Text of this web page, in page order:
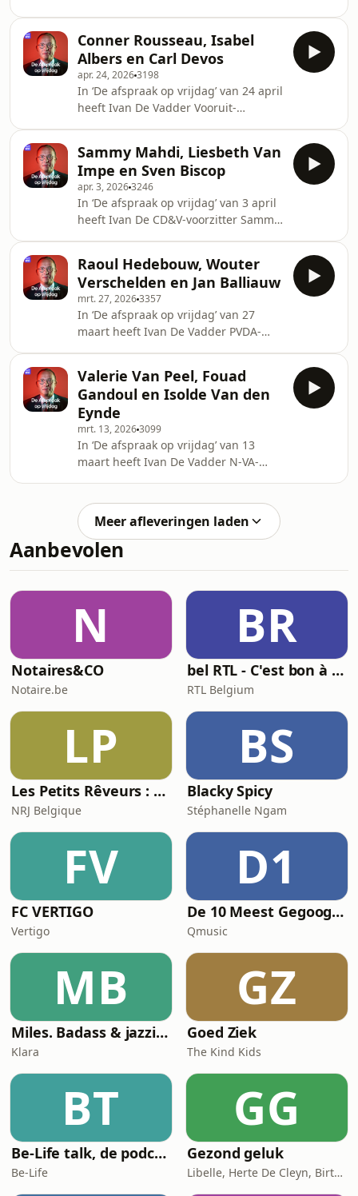
oppositiekuur van Anders.
Van den Eynde en de directeur van
het Egmontinstituut Sven Biscop. Ze
hebben het over de relatie tussen
België en de VS, de oorlog in het
Midden-Oosten en de NAVO.
Conner Rousseau, Isabel
Albers en Carl Devos
apr. 24, 20263198
In ‘De afspraak op vrijdag’ van 24 april
heeft Ivan De Vadder Vooruit-
Tijd/L'Echo Isabel Albers en
politicoloog Carl Devos. Ze hebben
het over de energiesteun, het gat in
de begroting en de drones.
Sammy Mahdi, Liesbeth Van
Impe en Sven Biscop
apr. 3, 20263246
In ‘De afspraak op vrijdag’ van 3 april
heeft Ivan De CD&V-voorzitter Sammy
Nieuwsblad en Gazet van Antwerpen,
en Egmontdirecteur Sven Biscop. Ze
hebben het over de oorlog in Iran, het
voortbestaan van de NAVO en de
stijgende energieprijzen in ons land.
Raoul Hedebouw, Wouter
Verschelden en Jan Balliauw
mrt. 27, 20263357
In ‘De afspraak op vrijdag’ van 27
maart heeft Ivan De Vadder PVDA-
Verschelden (W16) en expert
internationale politiek Jan Balliauw. Ze
hebben het over de oorlogen in Iran
en Oekraïne, de energiecrisis en de
ophef rond de Studio Brussel-
presentatoren die katholieke beelden
kapotslaan.
Valerie Van Peel, Fouad
Gandoul en Isolde Van den
Eynde
mrt. 13, 20263099
In ‘De afspraak op vrijdag’ van 13
maart heeft Ivan De Vadder N-VA-
Van den Eynde (Het Laatste Nieuws)
en opiniemaker Fouad Gandoul. Ze
hebben het over Belgische militaire
hulp aan de Golfstaten, de prijs aan
Meer afleveringen laden
Aanbevolen
N
Notaires&CO
Notaire.be
BR
bel RTL - C'est bon à savoir
RTL Belgium
LP
Les Petits Rêveurs : histoires et aventures pour enfants
NRJ Belgique
BS
Blacky Spicy
Stéphanelle Ngam
FV
FC VERTIGO
Vertigo
D1
De 10 Meest Gegoogelde Vragen Over…
Qmusic
MB
Miles. Badass & jazzicoon
Klara
GZ
Goed Ziek
The Kind Kids
BT
Be-Life talk, de podcast die de gezondheid van vrouwen in beweging zet!
Be-Life
GG
Gezond geluk
Libelle, Herte De Cleyn, Birte Govarts